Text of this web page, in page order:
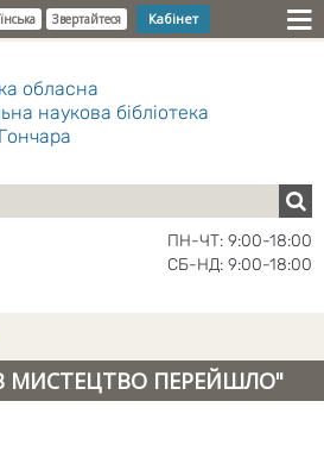
Звертайтеся Кабінет
обласна
наукова бібліотека
ПН-ЧТ: 9:00-18:00
СБ-НД: 9:00-18:00
МИСТЕЦТВО ПЕРЕЙШЛО"